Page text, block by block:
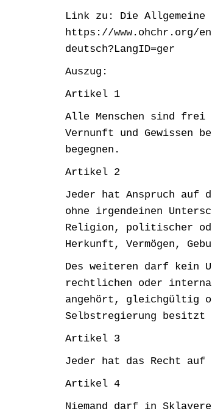
Link zu: Die Allgemeine
https://www.ohchr.org/
deutsch?LangID=ger
Auszug:
Artikel 1
Alle Menschen sind frei
Vernunft und Gewissen
begegnen.
Artikel 2
Jeder hat Anspruch auf
ohne irgendeinen
Religion, politischer
Herkunft, Vermögen,
Des weiteren darf kein
rechtlichen oder
angehört, gleichgültig
Selbstregierung besitzt
Artikel 3
Jeder hat das Recht
Artikel 4
Niemand darf in